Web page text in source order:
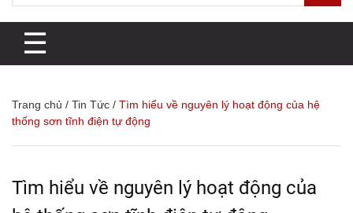
☰
Trang chủ / Tin Tức / Tìm hiểu về nguyên lý hoạt động của hệ
thống sơn tĩnh điện tự động
Tìm hiểu về nguyên lý hoạt động của